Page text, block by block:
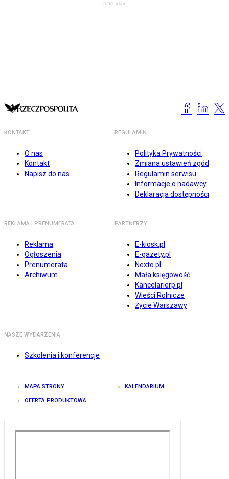
KONTAKT
O nas
Kontakt
Napisz do nas
REGULAMIN
Polityka Prywatności
Zmiana ustawień zgód
Regulamin serwisu
Informacje o nadawcy
Deklaracja dostępności
REKLAMA I PRENUMERATA
Reklama
Ogłoszenia
Prenumerata
Archiwum
PARTNERZY
E-kiosk.pl
E-gazety.pl
Nexto.pl
Mała księgowość
Kancelarierp.pl
Wieści Rolnicze
Życie Warszawy
NASZE WYDARZENIA
Szkolenia i konferencje
MAPA STRONY KALENDARIUM
OFERTA PRODUKTOWA